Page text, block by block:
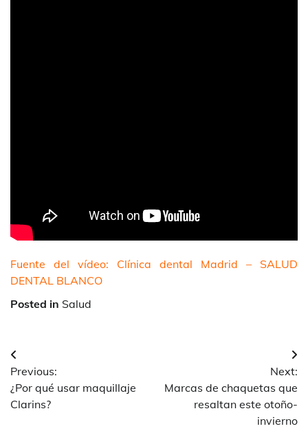
Fuente del vídeo: Clínica dental Madrid – SALUD
DENTAL BLANCO
Posted in Salud
Navegación
de
entradas
Previous:
¿Por qué usar maquillaje
Clarins?
Next:
Marcas de chaquetas que
resaltan este otoño-
invierno